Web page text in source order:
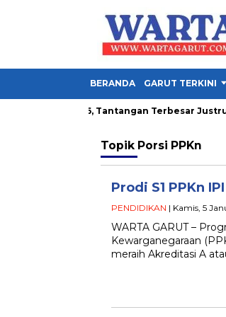
BERANDA GARUT TERKINI
Presiden 2026, Tantangan Terbesar Justru
Topik Porsi PPKn
Prodi S1 PPKn
PENDIDIKAN | Kamis, 5
WARTA GARUT –
Kewarganegaraan
meraih Akreditasi A